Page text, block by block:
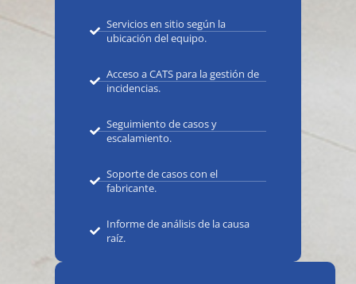
Servicios en sitio según la
ubicación del equipo.
Acceso a CATS para la gestión de
incidencias.
Seguimiento de casos y
escalamiento.
Soporte de casos con el
fabricante.
Informe de análisis de la causa
raíz.